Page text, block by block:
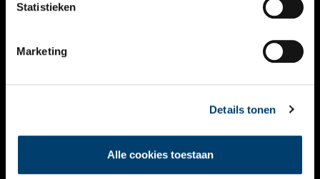
Statistieken
Marketing
Details tonen
Alle cookies toestaan
NIEUWS
KALENDER
ACTIVITEITEN